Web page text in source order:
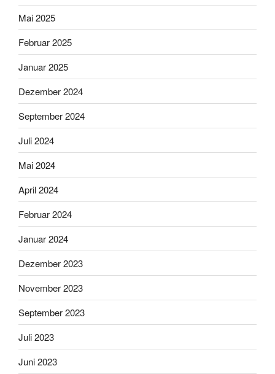
Mai 2025
Februar 2025
Januar 2025
Dezember 2024
September 2024
Juli 2024
Mai 2024
April 2024
Februar 2024
Januar 2024
Dezember 2023
November 2023
September 2023
Juli 2023
Juni 2023